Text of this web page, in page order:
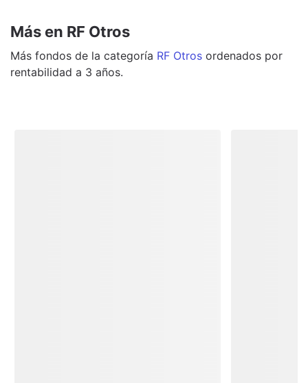
Más en RF Otros
Más fondos de la categoría RF Otros ordenados por
rentabilidad a 3 años.